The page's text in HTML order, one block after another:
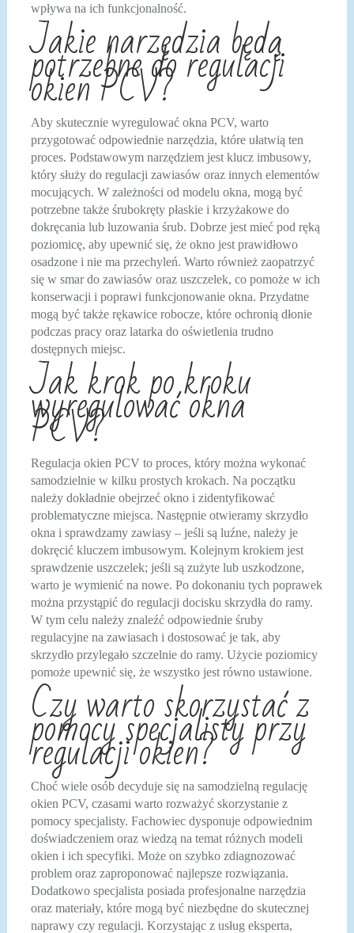
wpływa na ich funkcjonalność.
Jakie narzędzia będą
potrzebne do regulacji
okien PCV?
Aby skutecznie wyregulować okna PCV, warto
przygotować odpowiednie narzędzia, które ułatwią ten
proces. Podstawowym narzędziem jest klucz imbusowy,
który służy do regulacji zawiasów oraz innych elementów
mocujących. W zależności od modelu okna, mogą być
potrzebne także śrubokręty płaskie i krzyżakowe do
dokręcania lub luzowania śrub. Dobrze jest mieć pod ręką
poziomicę, aby upewnić się, że okno jest prawidłowo
osadzone i nie ma przechyleń. Warto również zaopatrzyć
się w smar do zawiasów oraz uszczelek, co pomoże w ich
konserwacji i poprawi funkcjonowanie okna. Przydatne
mogą być także rękawice robocze, które ochronią dłonie
podczas pracy oraz latarka do oświetlenia trudno
dostępnych miejsc.
Jak krok po kroku
wyregulować okna
PCV?
Regulacja okien PCV to proces, który można wykonać
samodzielnie w kilku prostych krokach. Na początku
należy dokładnie obejrzeć okno i zidentyfikować
problematyczne miejsca. Następnie otwieramy skrzydło
okna i sprawdzamy zawiasy – jeśli są luźne, należy je
dokręcić kluczem imbusowym. Kolejnym krokiem jest
sprawdzenie uszczelek; jeśli są zużyte lub uszkodzone,
warto je wymienić na nowe. Po dokonaniu tych poprawek
można przystąpić do regulacji docisku skrzydła do ramy.
W tym celu należy znaleźć odpowiednie śruby
regulacyjne na zawiasach i dostosować je tak, aby
skrzydło przylegało szczelnie do ramy. Użycie poziomicy
pomoże upewnić się, że wszystko jest równo ustawione.
Czy warto skorzystać z
pomocy specjalisty przy
regulacji okien?
Choć wiele osób decyduje się na samodzielną regulację
okien PCV, czasami warto rozważyć skorzystanie z
pomocy specjalisty. Fachowiec dysponuje odpowiednim
doświadczeniem oraz wiedzą na temat różnych modeli
okien i ich specyfiki. Może on szybko zdiagnozować
problem oraz zaproponować najlepsze rozwiązania.
Dodatkowo specjalista posiada profesjonalne narzędzia
oraz materiały, które mogą być niezbędne do skutecznej
naprawy czy regulacji. Korzystając z usług eksperta,